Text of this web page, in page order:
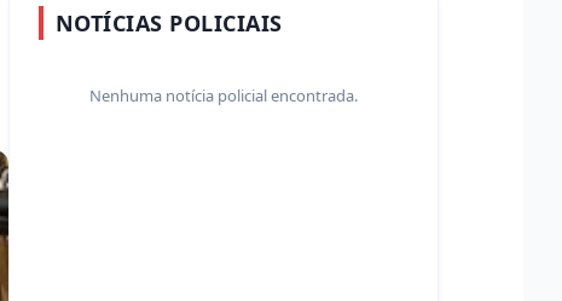
NOTÍCIAS POLICIAIS
Nenhuma notícia policial encontrada.